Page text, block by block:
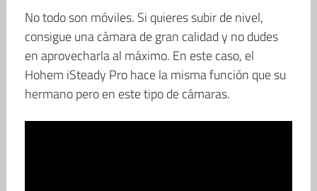
No todo son móviles. Si quieres subir de nivel,
consigue una cámara de gran calidad y no dudes
en aprovecharla al máximo. En este caso, el
Hohem iSteady Pro hace la misma función que su
hermano pero en este tipo de cámaras.